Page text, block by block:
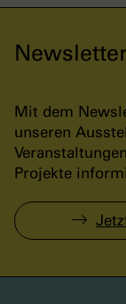
Newsletter
Mit dem
unseren
Projekte